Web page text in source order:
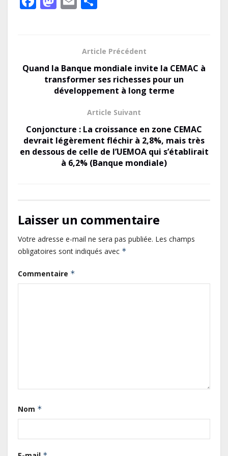
o
o
o
n
g
er
Article Précédent
Quand la Banque mondiale invite la CEMAC à
transformer ses richesses pour un
développement à long terme
Article Suivant
Conjoncture : La croissance en zone CEMAC
devrait légèrement fléchir à 2,8%, mais très
en dessous de celle de l’UEMOA qui s’établirait
à 6,2% (Banque mondiale)
Laisser un commentaire
Votre adresse e-mail ne sera pas publiée. Les champs
obligatoires sont indiqués avec *
Commentaire *
Nom *
Gabon : L’activité économique a